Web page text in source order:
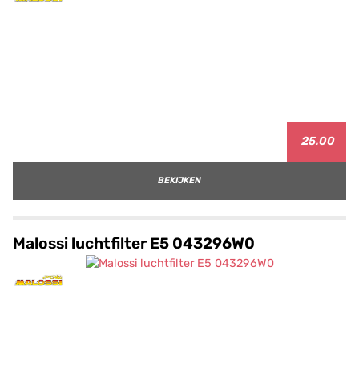
25.00
BEKIJKEN
Malossi luchtfilter E5 043296W0